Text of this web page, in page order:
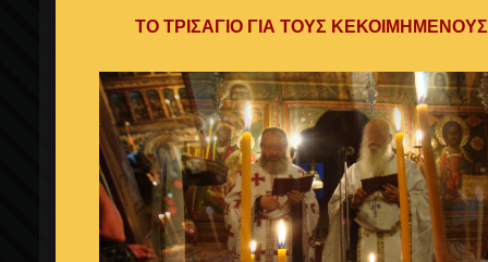
ΤΟ ΤΡΙΣΑΓΙΟ ΓΙΑ ΤΟΥΣ